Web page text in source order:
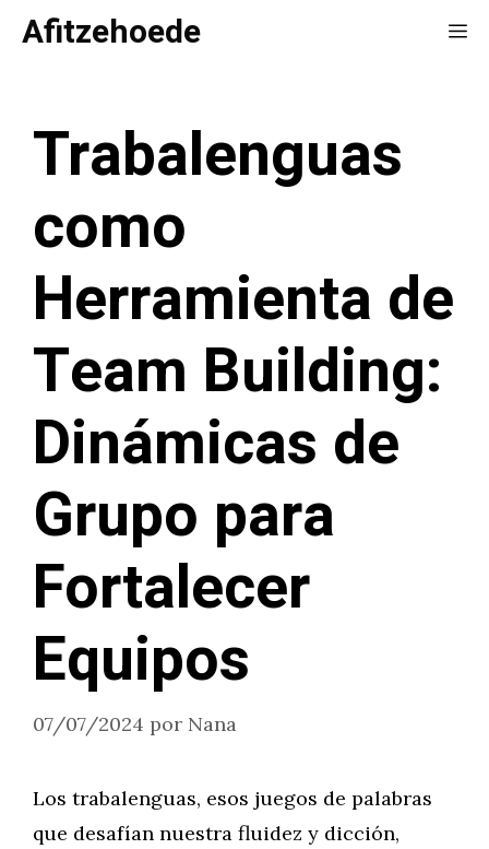
Saltar
Afitzehoede
Trabalenguas
como
Herramienta de
Team Building:
Dinámicas de
Grupo para
Fortalecer
Equipos
07/07/2024 por Nana
Los trabalenguas, esos juegos de palabras
que desafían nuestra fluidez y dicción,